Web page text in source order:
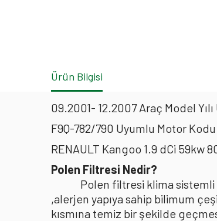
Ürün Bilgisi
09.2001- 12.2007 Araç Model
F9Q-782/790 Uyumlu Motor Kodu
RENAULT Kangoo 1.9 dCi 59kw
Polen Filtresi Nedir?
Polen filtresi klima sistemli
,alerjen yapıya sahip bilimum
kısmına temiz bir şekilde